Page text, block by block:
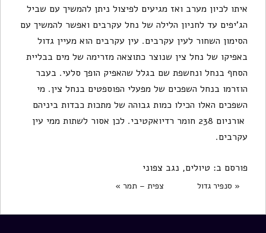
איתו לכיון מערב ואז מגיעים לפיצול ניתן להמשיך עם שביל
הג'יפים עד לחניון הלילה של נחל עקרבים ואפשר להמשיך עם
הסימון השחור לעין עקרבים. עין עקרבים הוא מעיין גדול
באפיקו של נחל צין שנוצר כתוצאה מזרימה של מים בבליית
הסחף בנחל ונחשפת שם בגלל שהאפיק הופך סלעי. בעבר
הוזרמו בנחל השפכים של מפעלי הפוספטים בנחל צין. מי
השפכים האלו הכילו כמות גבוהה של מתכות כבדות ביניהם
אורניום 238 חומר רדיואקטיבי. לכן אסור לשתות ממי עין
עקרבים.
פורסם ב: טיולים, נגב צפוני
« סנפיר גדול צפית – תמר »